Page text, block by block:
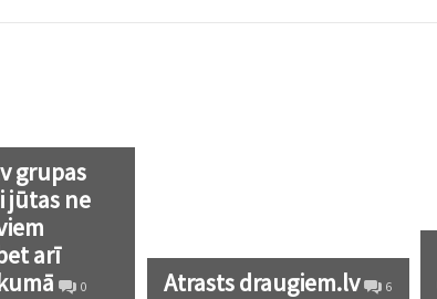
grupas
jūtas ne
arī
0 Atrasts draugiem.lv 6